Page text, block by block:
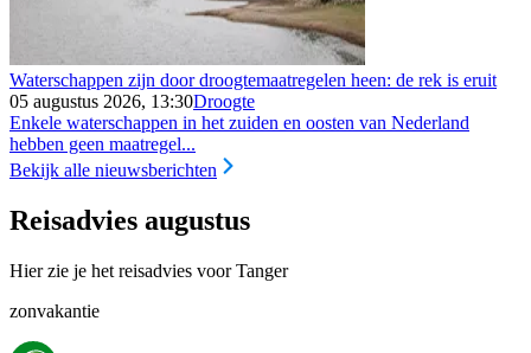
Waterschappen zijn door droogtemaatregelen heen: de rek is eruit
05 augustus 2026, 13:30Droogte
Enkele waterschappen in het zuiden en oosten van Nederland
hebben geen maatregel...
Bekijk alle nieuwsberichten
Reisadvies augustus
Hier zie je het reisadvies voor Tanger
zonvakantie